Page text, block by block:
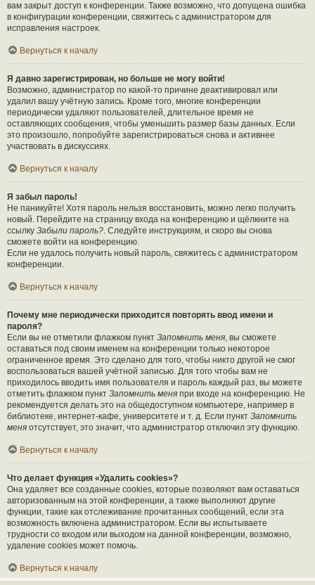
вам закрыт доступ к конференции. Также возможно, что допущена ошибка
в конфигурации конференции, свяжитесь с администратором для
исправления настроек.
Вернуться к началу
Я давно зарегистрирован, но больше не могу войти!
Возможно, администратор по какой-то причине деактивировал или
удалил вашу учётную запись. Кроме того, многие конференции
периодически удаляют пользователей, длительное время не
оставляющих сообщения, чтобы уменьшить размер базы данных. Если
это произошло, попробуйте зарегистрироваться снова и активнее
участвовать в дискуссиях.
Вернуться к началу
Я забыл пароль!
Не паникуйте! Хотя пароль нельзя восстановить, можно легко получить
новый. Перейдите на страницу входа на конференцию и щёлкните на
ссылку Забыли пароль?. Следуйте инструкциям, и скоро вы снова
сможете войти на конференцию.
Если не удалось получить новый пароль, свяжитесь с администратором
конференции.
Вернуться к началу
Почему мне периодически приходится повторять ввод имени и
пароля?
Если вы не отметили флажком пункт Запомнить меня, вы сможете
оставаться под своим именем на конференции только некоторое
ограниченное время. Это сделано для того, чтобы никто другой не смог
воспользоваться вашей учётной записью. Для того чтобы вам не
приходилось вводить имя пользователя и пароль каждый раз, вы можете
отметить флажком пункт Запомнить меня при входе на конференцию. Не
рекомендуется делать это на общедоступном компьютере, например в
библиотеке, интернет-кафе, университете и т. д. Если пункт Запомнить
меня отсутствует, это значит, что администратор отключил эту функцию.
Вернуться к началу
Что делает функция «Удалить cookies»?
Она удаляет все созданные cookies, которые позволяют вам оставаться
авторизованным на этой конференции, а также выполняют другие
функции, такие как отслеживание прочитанных сообщений, если эта
возможность включена администратором. Если вы испытываете
трудности со входом или выходом на данной конференции, возможно,
удаление cookies может помочь.
Вернуться к началу